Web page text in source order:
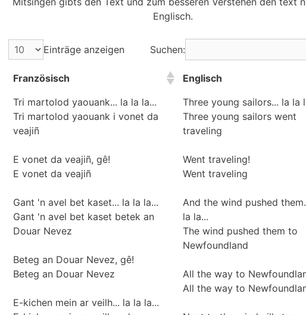
Englisch.
Einträge anzeigen Suchen:
Französisch
Englisch
Tri martolod yaouank... la la la...
Tri martolod yaouank i vonet da
veajiñ
E vonet da veajiñ, gê!
E vonet da veajiñ
Gant 'n avel bet kaset... la la la...
Gant 'n avel bet kaset betek an
Douar Nevez
Beteg an Douar Nevez, gê!
Beteg an Douar Nevez
E-kichen mein ar veilh... la la la...
Three young sailors... la la
Three young sailors went
traveling
Went traveling!
Went traveling
And the wind pushed
la la...
The wind pushed them to
Newfoundland
All the way to
All the way to